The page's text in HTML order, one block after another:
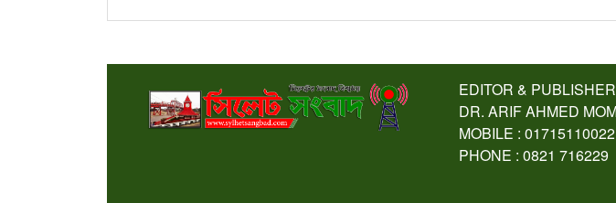
EDITOR &
DR. ARIF AHMED
MOBILE : 01715110022
PHONE : 0821 716229